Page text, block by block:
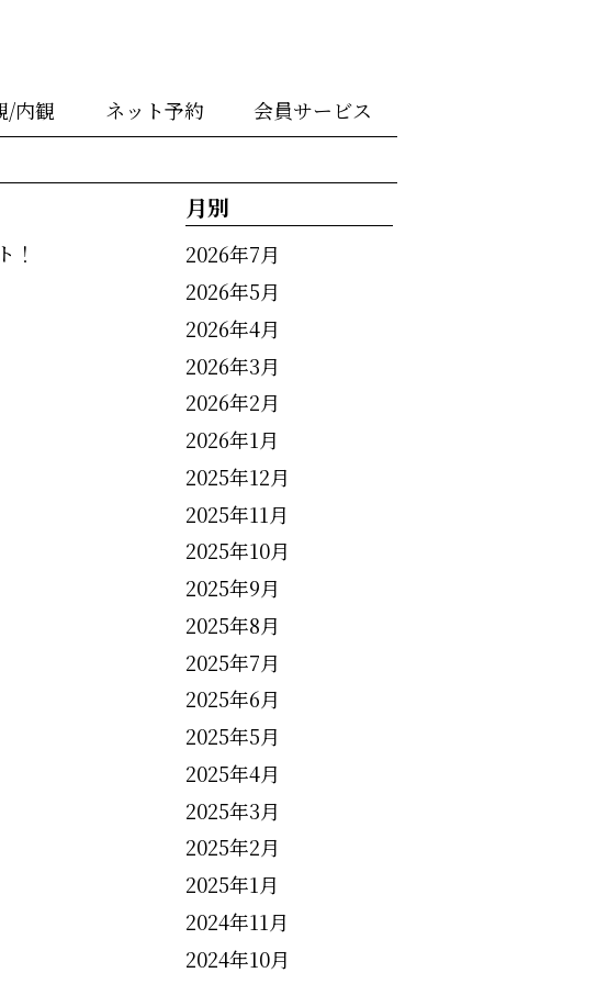
/内観 ネット予約 会員サービス
！
月別
2026年7月
2026年5月
2026年4月
2026年3月
2026年2月
2026年1月
2025年12月
2025年11月
2025年10月
2025年9月
2025年8月
2025年7月
2025年6月
2025年5月
2025年4月
2025年3月
2025年2月
2025年1月
2024年11月
2024年10月